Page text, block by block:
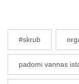
#skrub
padomi vannas